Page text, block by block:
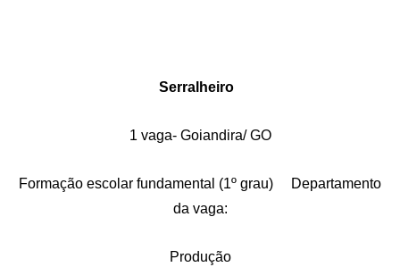
Serralheiro
1 vaga- Goiandira/ GO
Formação escolar fundamental (1º grau) Departamento
da vaga:
Produção